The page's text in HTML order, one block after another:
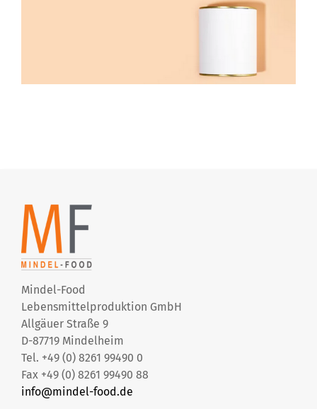
Mindel-Food
Lebensmittelproduktion GmbH
Allgäuer Straße 9
D-87719 Mindelheim
Tel. +49 (0) 8261 99490 0
Fax +49 (0) 8261 99490 88
info@mindel-food.de